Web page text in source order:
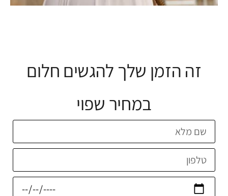
זה הזמן שלך להגשים חלום
במחיר שפוי